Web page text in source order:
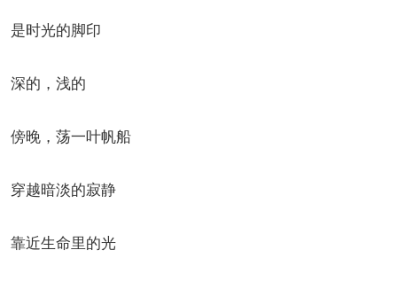
是时光的脚印
深的，浅的
傍晚，荡一叶帆船
穿越暗淡的寂静
靠近生命里的光